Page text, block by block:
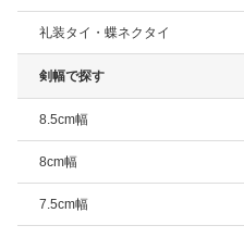
礼装タイ・蝶ネクタイ
剣幅で探す
8.5cm幅
8cm幅
7.5cm幅